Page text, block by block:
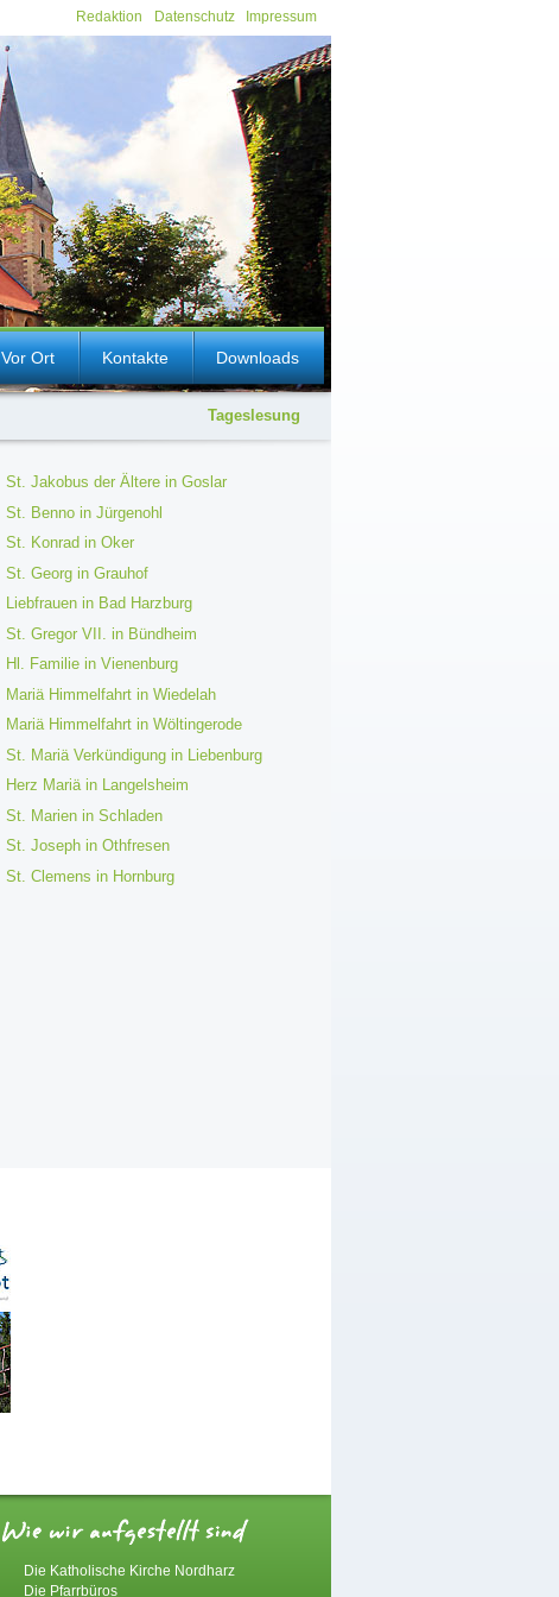
Redaktion Datenschutz Impressum
Vor Ort Kontakte Downloads
Tageslesung
St. Jakobus der Ältere in Goslar
St. Benno in Jürgenohl
St. Konrad in Oker
St. Georg in Grauhof
Liebfrauen in Bad Harzburg
St. Gregor VII. in Bündheim
Hl. Familie in Vienenburg
Mariä Himmelfahrt in Wiedelah
Mariä Himmelfahrt in Wöltingerode
St. Mariä Verkündigung in Liebenburg
Herz Mariä in Langelsheim
St. Marien in Schladen
St. Joseph in Othfresen
St. Clemens in Hornburg
Die Katholische Kirche Nordharz
Die Pfarrbüros